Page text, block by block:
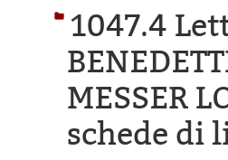
1047.4
MESSER
schede di